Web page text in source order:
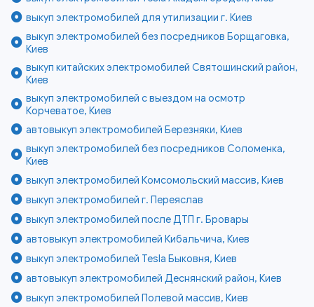
выкуп электромобилей для утилизации г. Киев
выкуп электромобилей без посредников Борщаговка,
Киев
выкуп китайских электромобилей Святошинский район,
Киев
выкуп электромобилей с выездом на осмотр
Корчеватое, Киев
автовыкуп электромобилей Березняки, Киев
выкуп электромобилей без посредников Соломенка,
Киев
выкуп электромобилей Комсомольский массив, Киев
выкуп электромобилей г. Переяслав
выкуп электромобилей после ДТП г. Бровары
автовыкуп электромобилей Кибальчича, Киев
выкуп электромобилей Tesla Быковня, Киев
автовыкуп электромобилей Деснянский район, Киев
выкуп электромобилей Полевой массив, Киев